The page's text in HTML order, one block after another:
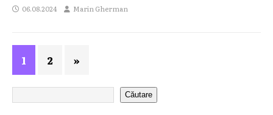
06.08.2024 Marin Gherman
1 2 »
Căutare